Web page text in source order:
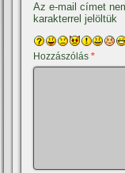
Az e-mail címet
karakterrel jelöltük
Hozzászólás*